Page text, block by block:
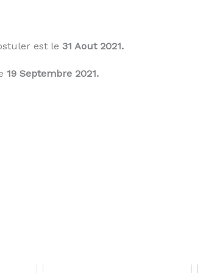
est le 31 Aout 2021.
19 Septembre 2021.